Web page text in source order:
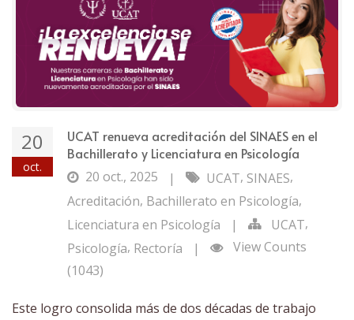
20
oct.
UCAT renueva acreditación del SINAES en el
Bachillerato y Licenciatura en Psicología
20 oct., 2025
| UCAT, SINAES,
Acreditación, Bachillerato en Psicología,
Licenciatura en Psicología
| UCAT,
Psicología, Rectoría |
View Counts
(1043)
Este logro consolida más de dos décadas de trabajo